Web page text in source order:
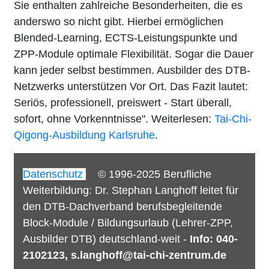
Sie enthalten zahlreiche Besonderheiten, die es
anderswo so nicht gibt. Hierbei ermöglichen
Blended-Learning, ECTS-Leistungspunkte und
ZPP-Module optimale Flexibilität. Sogar die Dauer
kann jeder selbst bestimmen. Ausbilder des DTB-
Netzwerks unterstützen Vor Ort. Das Fazit lautet:
Seriös, professionell, preiswert - Start überall,
sofort, ohne Vorkenntnisse". Weiterlesen: Tai-Chi-
Qigong-Ausbildung Karlsruhe.
Datenschutz
© 1996-2025 Berufliche
Weiterbildung: Dr. Stephan Langhoff leitet für
den DTB-Dachverband berufsbegleitende
Block-Module / Bildungsurlaub (Lehrer-ZPP,
Ausbilder DTB) deutschland-weit - Info: 040-
2102123, s.langhoff@tai-chi-zentrum.de